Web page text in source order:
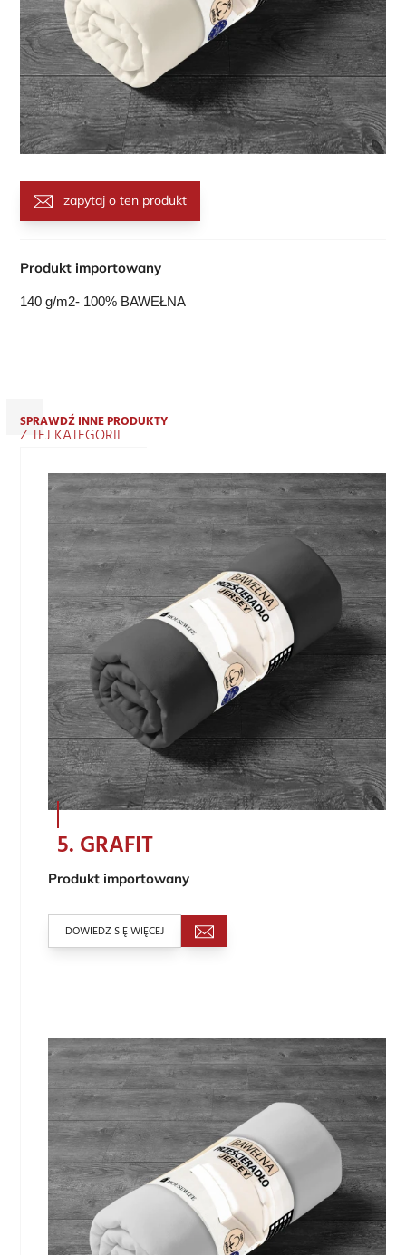
zapytaj o ten produkt
Produkt importowany
140 g/m2- 100% BAWEŁNA
SPRAWDŹ INNE PRODUKTY
Z TEJ KATEGORII
5. GRAFIT
Produkt importowany
DOWIEDZ SIĘ WIĘCEJ